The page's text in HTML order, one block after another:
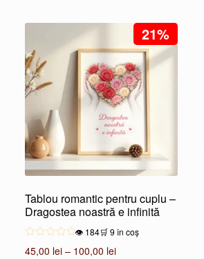
mai
variații.
Opțiunile
pot
fi
alese
în
pagina
produsului.
21%
Tablou romantic pentru cuplu –
Dragostea noastră e infinită
👁️ 184🛒 9 în coș
45,00 lei – 100,00 leiInterval